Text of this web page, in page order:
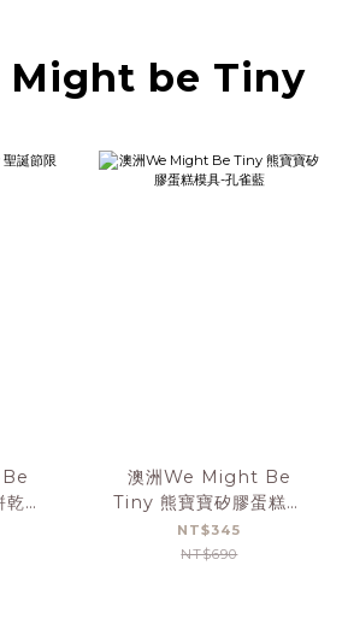
Might be Tiny
印
澳洲We Might Be
Tiny 熊寶寶矽膠蛋糕模
具-孔雀藍
NT$345
NT$690